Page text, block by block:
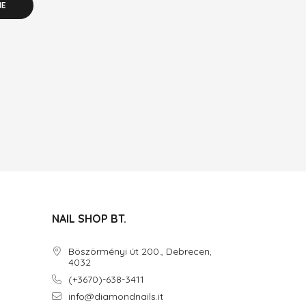
NAIL SHOP BT.
Böszörményi út 200., Debrecen,
4032
(+3670)-638-3411
info@diamondnails.it